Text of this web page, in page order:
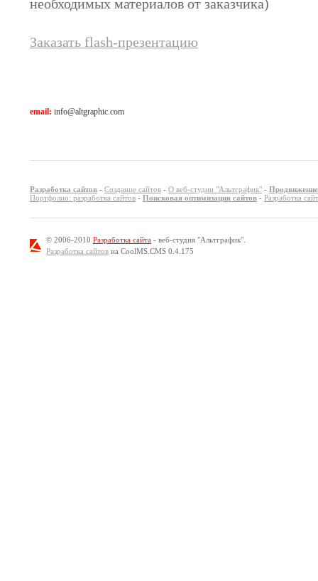
необходимых материалов от заказчика)
Заказать flash-презентацию
email: info@altgraphic.com
Разработка сайтов - Создание сайтов - О веб-студии "Альтграфик" -
Портфолио: разработка сайтов - Поисковая оптимизация сайтов - Разработка
© 2006-2010 Разработка сайта - веб-студия "Альтграфик".
Разработка сайтов на CoolMS.CMS 0.4.175